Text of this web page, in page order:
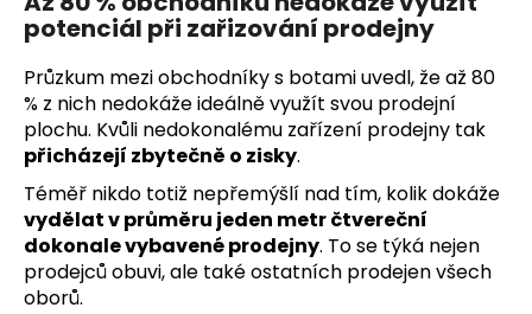
potenciál při zařizování prodejny
Průzkum mezi obchodníky s botami uvedl, že až 80
% z nich nedokáže ideálně využít svou prodejní
plochu. Kvůli nedokonalému zařízení prodejny tak
přicházejí zbytečně o zisky.
Téměř nikdo totiž nepřemýšlí nad tím, kolik dokáže
vydělat v průměru jeden metr čtvereční
dokonale vybavené prodejny. To se týká nejen
prodejců obuvi, ale také ostatních prodejen všech
oborů.